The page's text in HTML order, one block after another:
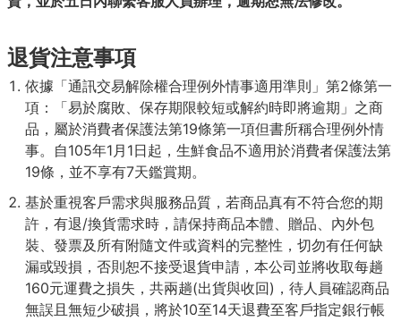
退貨注意事項
依據「通訊交易解除權合理例外情事適用準則」第2條第一
項：「易於腐敗、保存期限較短或解約時即將逾期」之商
品，屬於消費者保護法第19條第一項但書所稱合理例外情
事。自105年1月1日起，生鮮食品不適用於消費者保護法第
19條，並不享有7天鑑賞期。
基於重視客戶需求與服務品質，若商品真有不符合您的期
許，有退/換貨需求時，請保持商品本體、贈品、內外包
裝、發票及所有附隨文件或資料的完整性，切勿有任何缺
漏或毀損，否則恕不接受退貨申請，本公司並將收取每趟
160元運費之損失，共兩趟(出貨與收回)，待人員確認商品
無誤且無短少破損，將於10至14天退費至客戶指定銀行帳